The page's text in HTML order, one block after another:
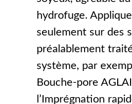
hydrofuge.
seulement sur des
préalablement
système, par
Bouche-pore
l’Imprégnation